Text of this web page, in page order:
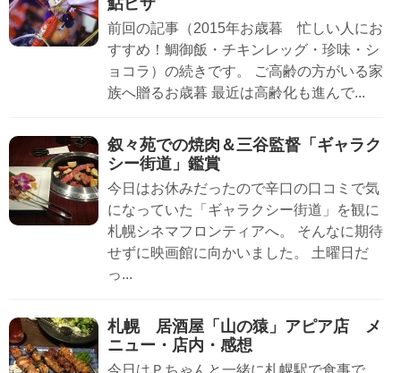
鮎ピザ
前回の記事（2015年お歳暮 忙しい人にお
すすめ！鯛御飯・チキンレッグ・珍味・シ
ョコラ）の続きです。 ご高齢の方がいる家
族へ贈るお歳暮 最近は高齢化も進んで...
叙々苑での焼肉＆三谷監督「ギャラク
シー街道」鑑賞
今日はお休みだったので辛口の口コミで気
になっていた「ギャラクシー街道」を観に
札幌シネマフロンティアへ。 そんなに期待
せずに映画館に向かいました。 土曜日だ
っ...
札幌 居酒屋「山の猿」アピア店 メ
ニュー・店内・感想